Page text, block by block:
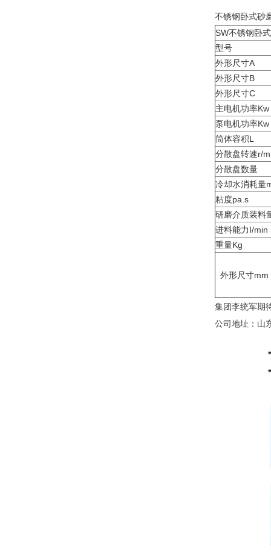
不锈钢卧式砂
SW不
型号
外形尺寸A
外形尺寸B
外形尺寸C
主电机功率Kw
泵电机功率Kw
筒体容积L
分散盘转速r/
分散盘数量
冷却水消耗量
粘度pa.s
研磨介质装料
进料能力I/min
重量Kg
外形尺寸mm
集团李统军期
公司地址：山